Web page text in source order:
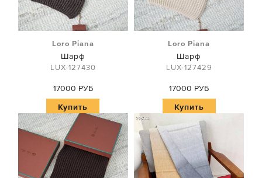
Loro Piana
Шарф
LUX-127430
17000 РУБ
Купить
Loro Piana
Шарф
LUX-127429
17000 РУБ
Купить